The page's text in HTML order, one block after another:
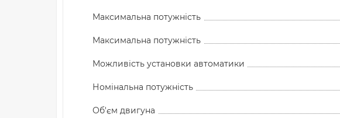
Максимальна потужність
Максимальна потужність
Можливість установки автоматики
Номінальна потужність
Об'єм двигуна